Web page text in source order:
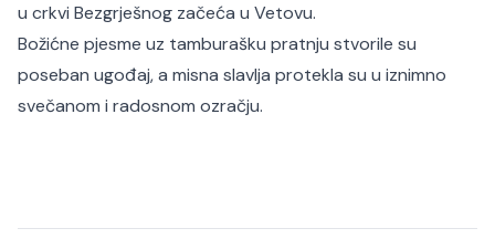
u crkvi Bezgrješnog začeća u Vetovu.
Božićne pjesme uz tamburašku pratnju stvorile su
poseban ugođaj, a misna slavlja protekla su u iznimno
svečanom i radosnom ozračju.